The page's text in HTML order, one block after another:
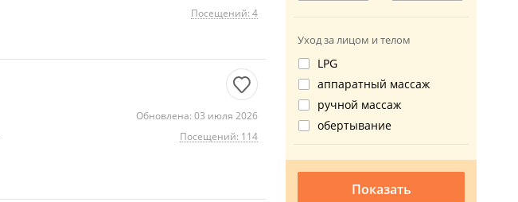
Посещений: 4
Обновлена: 03 июля 2026
Посещений: 114
Уход за лицом и телом
LPG
аппаратный массаж
ручной массаж
обертывание
Показать